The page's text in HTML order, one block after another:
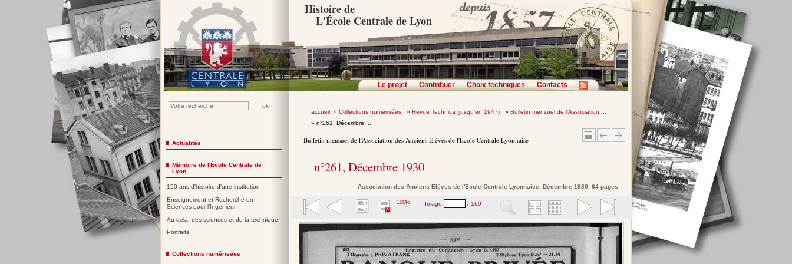
Histoire de
L'École Centrale de Lyon
Le projet Contribuer Choix techniques Contacts
accueil» Collections numérisées » Revue Technica (jusqu'en 1947) » Bulletin mensuel de l'Association ...
» n°261, Décembre ...
Bulletin mensuel de l'Association des Anciens Elèves de l'Ecole Centrale Lyonnaise
n°261, Décembre 1930
Association des Anciens Elèves de l'Ecole Centrale Lyonnaise, Décembre 1930, 64 pages
10Mo Image / 169
Actualités
Mémoire de l'École Centrale de
Lyon
150 ans d'histoire d'une institution
Enseignement et Recherche en
Sciences pour l'Ingénieur
Au-delà des sciences et de la technique
Portraits
Collections numérisées